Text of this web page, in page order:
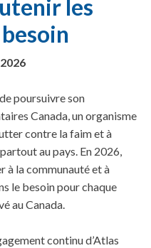
les
poursuivre son
Canada, un organisme
contre la faim et à
au pays. En 2026,
à la communauté et à
le besoin pour chaque
au Canada.
continu d’Atlas